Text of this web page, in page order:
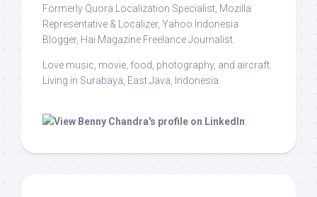
Formerly Quora Localization Specialist, Mozilla
Representative & Localizer, Yahoo Indonesia
Blogger, Hai Magazine Freelance Journalist.
Love music, movie, food, photography, and aircraft.
Living in Surabaya, East Java, Indonesia.